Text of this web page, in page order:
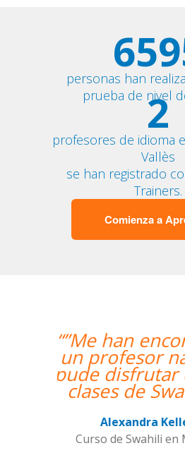
personas han
prueba de nivel
2
profesores de idioma
Vallès
se han registrado
Trainers.
Comienza a
“”Hemos
nuestra
estamos
contentos.
mujer
que nos ha